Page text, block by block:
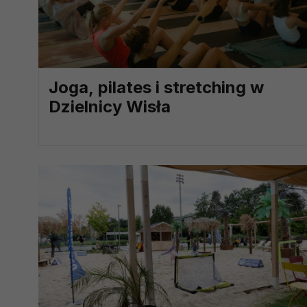
Joga, pilates i stretching w
Dzielnicy Wisła
prawną dla pomiarów
Przetwarzanie Twoich danych w
zgody.